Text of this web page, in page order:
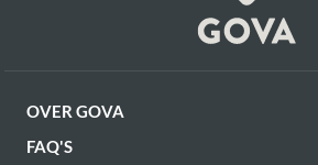
OVER GOVA
FAQ'S